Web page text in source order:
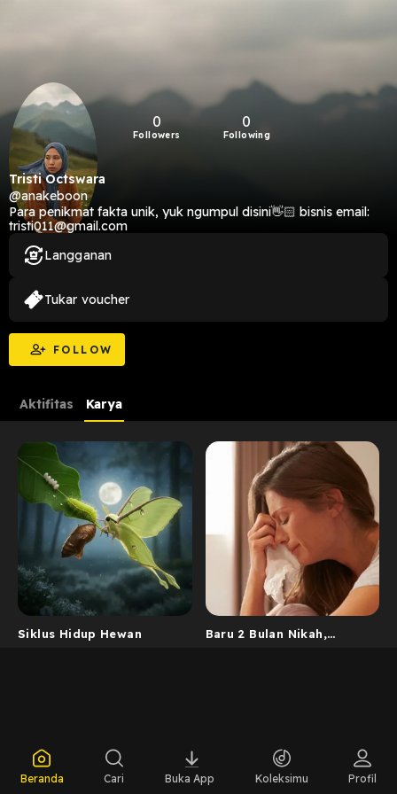
0
Followers
0
Following
Tristi Octswara
@anakeboon
Para penikmat fakta unik, yuk ngumpul disini👋🏻 bisnis email:
tristi011@gmail.com
FOLLOW
Langganan
Tukar voucher
Aktifitas Karya
Siklus Hidup Hewan
Baru 2 Bulan Nikah,
Beranda Cari Buka App Koleksimu Profil